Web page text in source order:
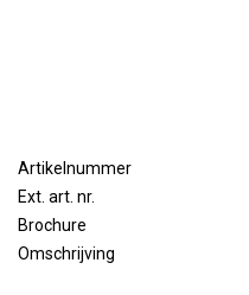
Artikelnummer
Ext. art. nr.
Brochure
Omschrijving